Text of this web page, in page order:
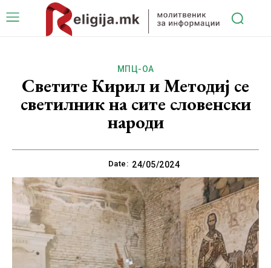
МПЦ-ОА
Светите Кирил и Методиј се
светилник на сите словенски
народи
Date: 24/05/2024